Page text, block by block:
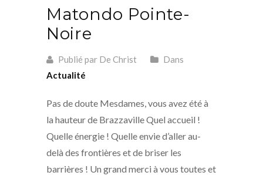
Matondo Pointe-
Noire
Publié par De Christ
Dans
Actualité
Pas de doute Mesdames, vous avez été à
la hauteur de Brazzaville Quel accueil !
Quelle énergie ! Quelle envie d’aller au-
delà des frontières et de briser les
barrières ! Un grand merci à vous toutes et